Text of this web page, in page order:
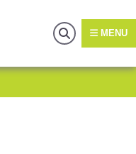
MENU